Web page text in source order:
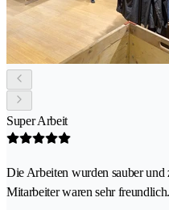
Super Arbeit
Die Arbeiten wurden sauber
Mitarbeiter waren sehr